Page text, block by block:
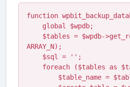
function
ARRAY_N);